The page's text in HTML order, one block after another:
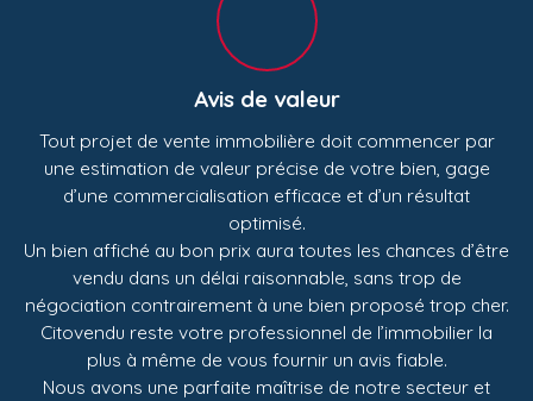
Avis de valeur
Tout projet de vente immobilière doit commencer par
une estimation de valeur précise de votre bien, gage
d’une commercialisation efficace et d’un résultat
optimisé.
Un bien affiché au bon prix aura toutes les chances d’être
vendu dans un délai raisonnable, sans trop de
négociation contrairement à une bien proposé trop cher.
Citovendu reste votre professionnel de l’immobilier la
plus à même de vous fournir un avis fiable.
Nous avons une parfaite maîtrise de notre secteur et